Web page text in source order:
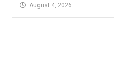
August 4, 2026